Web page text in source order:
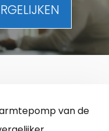
van de